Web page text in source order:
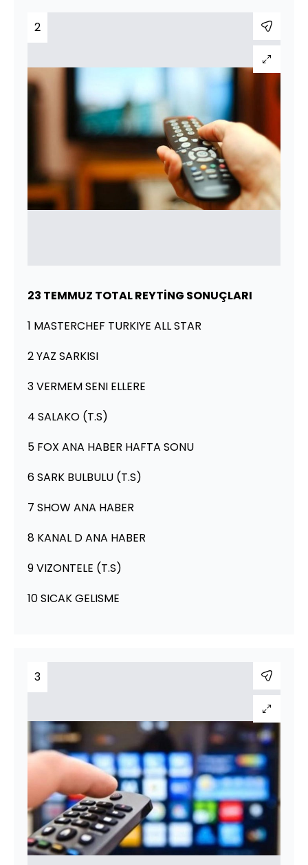
2
23 TEMMUZ TOTAL REYTİNG SONUÇLARI
1 MASTERCHEF TURKIYE ALL STAR
2 YAZ SARKISI
3 VERMEM SENI ELLERE
4 SALAKO (T.S)
5 FOX ANA HABER HAFTA SONU
6 SARK BULBULU (T.S)
7 SHOW ANA HABER
8 KANAL D ANA HABER
9 VIZONTELE (T.S)
10 SICAK GELISME
3